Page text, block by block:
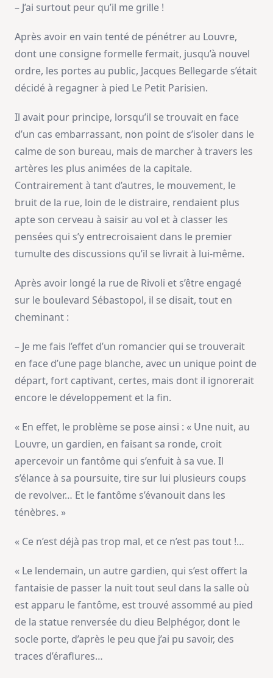
– J’ai surtout peur qu’il me grille !
Après avoir en vain tenté de pénétrer au Louvre,
dont une consigne formelle fermait, jusqu’à nouvel
ordre, les portes au public, Jacques Bellegarde s’était
décidé à regagner à pied Le Petit Parisien.
Il avait pour principe, lorsqu’il se trouvait en face
d’un cas embarrassant, non point de s’isoler dans le
calme de son bureau, mais de marcher à travers les
artères les plus animées de la capitale.
Contrairement à tant d’autres, le mouvement, le
bruit de la rue, loin de le distraire, rendaient plus
apte son cerveau à saisir au vol et à classer les
pensées qui s’y entrecroisaient dans le premier
tumulte des discussions qu’il se livrait à lui-même.
Après avoir longé la rue de Rivoli et s’être engagé
sur le boulevard Sébastopol, il se disait, tout en
cheminant :
– Je me fais l’effet d’un romancier qui se trouverait
en face d’une page blanche, avec un unique point de
départ, fort captivant, certes, mais dont il ignorerait
encore le développement et la fin.
« En effet, le problème se pose ainsi : « Une nuit, au
Louvre, un gardien, en faisant sa ronde, croit
apercevoir un fantôme qui s’enfuit à sa vue. Il
s’élance à sa poursuite, tire sur lui plusieurs coups
de revolver… Et le fantôme s’évanouit dans les
ténèbres. »
« Ce n’est déjà pas trop mal, et ce n’est pas tout !…
« Le lendemain, un autre gardien, qui s’est offert la
fantaisie de passer la nuit tout seul dans la salle où
est apparu le fantôme, est trouvé assommé au pied
de la statue renversée du dieu Belphégor, dont le
socle porte, d’après le peu que j’ai pu savoir, des
traces d’éraflures…